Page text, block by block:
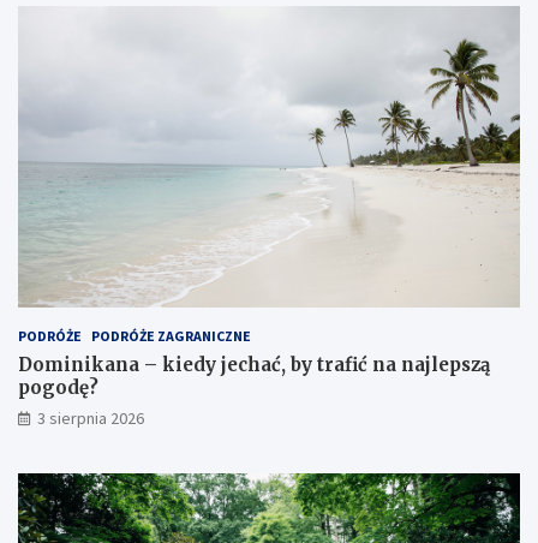
PODRÓŻE PODRÓŻE ZAGRANICZNE
Dominikana – kiedy jechać, by trafić na najlepszą
pogodę?
3 sierpnia 2026